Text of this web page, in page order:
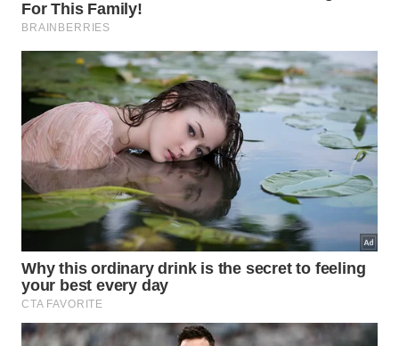
Aproveitamento de aproximadamente vinte por
cento da luz incidente nos painéis comerciais
tradicionais.
Retenção de cerca de um por cento da energia
solar total pelos organismos fotossintéticos
vivos.
Desperdício massivo da radiação recebida
convertido espontaneamente em calor em ambos
os modelos conhecidos.
Quais são as próximas etapas para a
comercialização?
Apesar do entusiasmo com os resultados obtidos, a
inovação ainda se encontra restrita ao ambiente
controlado dos laboratórios. Desafios de